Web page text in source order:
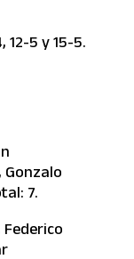
12-5 y 15-5.
Gonzalo
7.